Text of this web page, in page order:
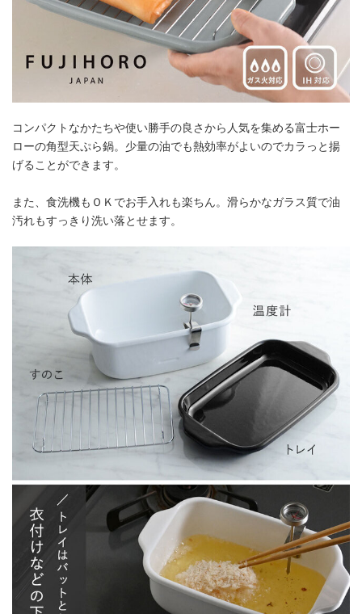
コンパクトなかたちや使い勝手の良さから人気を集める富士ホー
ローの角型天ぷら鍋。少量の油でも熱効率がよいのでカラっと揚
げることができます。
また、食洗機もＯＫでお手入れも楽ちん。滑らかなガラス質で油
汚れもすっきり洗い落とせます。